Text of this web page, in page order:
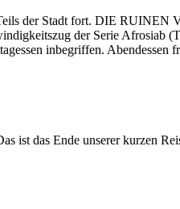
Teils der Stadt fort. DIE
der Serie
inbegriffen.
ist das Ende unserer kurzen